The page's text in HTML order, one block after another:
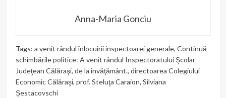
Anna-Maria Gonciu
Tags: a venit rândul înlocuirii inspectoarei generale, Continuă
schimbările politice: A venit rândul Inspectoratului Şcolar
Judeţean Călăraşi, de la învăţământ., directoarea Colegiului
Economic Călăraşi, prof. Steluţa Caraion, Silviana
Șestacovschi